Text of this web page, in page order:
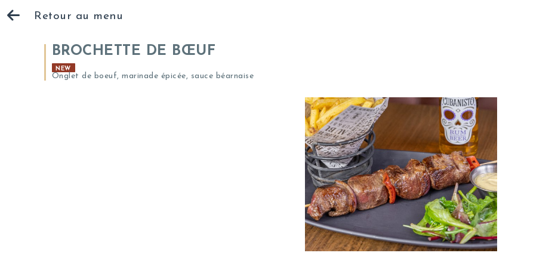
Retour au menu
BROCHETTE DE BŒUF
NEW
Onglet de boeuf, marinade épicée, sauce béarnaise